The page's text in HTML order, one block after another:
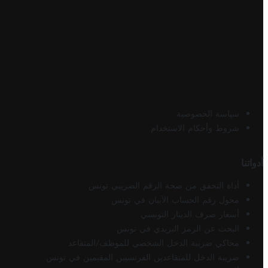
سياسة الخصوصية
شروط وأحكام الاستخدام
أدواتنا
أداة التحقق من صحة الرقم الضريبي تونس
محول رقم الحساب الآيبان في تونس
أسعار صرف الدينار التونسي
البحث عن الرمز البريدي في تونس
محاكي ضريبة الدخل الشخصي للموظف/المتقاعد
ضريبة الدخل للمتقاعدين الفرنسيين المقيمين في تونس